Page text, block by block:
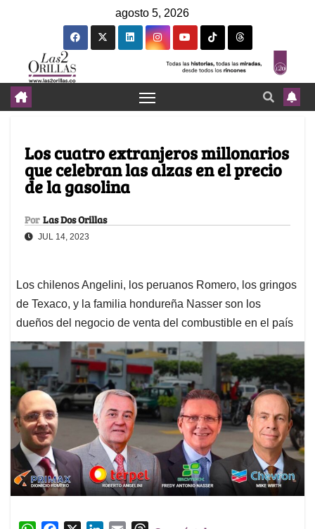
agosto 5, 2026
Los cuatro extranjeros millonarios
que celebran las alzas en el precio
de la gasolina
Por Las Dos Orillas
JUL 14, 2023
Los chilenos Angelini, los peruanos Romero, los gringos
de Texaco, y la familia hondureña Nasser son los
dueños del negocio de venta del combustible en el país